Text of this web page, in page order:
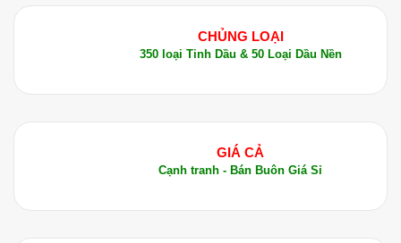
CHỦNG LOẠI
350 loại Tinh Dầu & 50 Loại Dầu Nền
GIÁ CẢ
Cạnh tranh - Bán Buôn Giá Sỉ